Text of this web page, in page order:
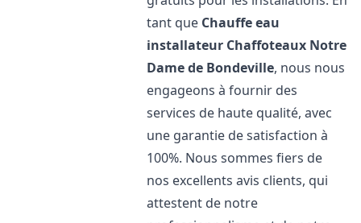
tant que Chauffe eau
installateur Chaffoteaux Notre
Dame de Bondeville, nous nous
engageons à fournir des
services de haute qualité, avec
une garantie de satisfaction à
100%. Nous sommes fiers de
nos excellents avis clients, qui
attestent de notre